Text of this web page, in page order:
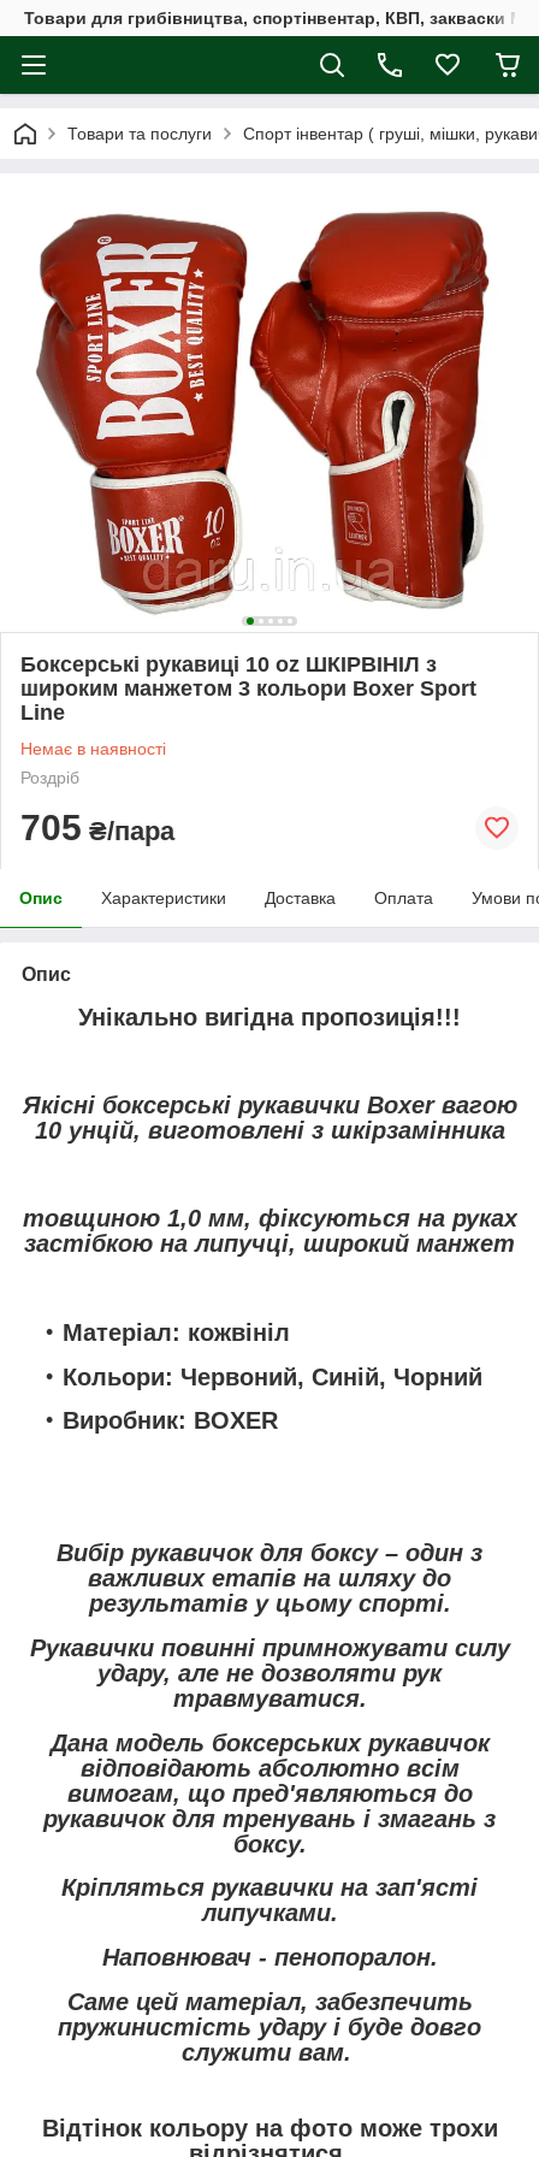
Товари для грибівництва, спортінвентар, КВП, закваски
Товари та послуги Спорт інвентар ( груші, мішки,
Боксерські рукавиці 10 oz ШКІРВІНІЛ з
широким манжетом 3 кольори Boxer Sport
Line
Немає в наявності
Роздріб
705 ₴/пара
Опис Характеристики Доставка Оплата Умови
Опис
Унікально вигідна пропозиція!!!
Якісні боксерські рукавички Boxer вагою
10 унцій, виготовлені з шкірзамінника
товщиною 1,0 мм, фіксуються на руках
застібкою на липучці, широкий манжет
Матеріал: кожвініл
Кольори: Червоний, Синій, Чорний
Виробник: BOXER
Вибір рукавичок для боксу – один з
важливих етапів на шляху до
результатів у цьому спорті.
Рукавички повинні примножувати силу
удару, але не дозволяти рук
травмуватися.
Дана модель боксерських рукавичок
відповідають абсолютно всім
вимогам, що пред'являються до
рукавичок для тренувань і змагань з
боксу.
Кріпляться рукавички на зап'ясті
липучками.
Наповнювач - пенопоралон.
Саме цей матеріал, забезпечить
пружинистість удару і буде довго
служити вам.
Відтінок кольору на фото може трохи